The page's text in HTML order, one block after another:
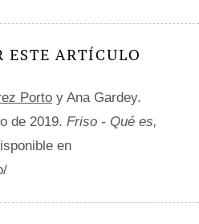
ESTE ARTÍCULO
Porto y Ana Gardey.
de 2019. Friso - Qué es,
en